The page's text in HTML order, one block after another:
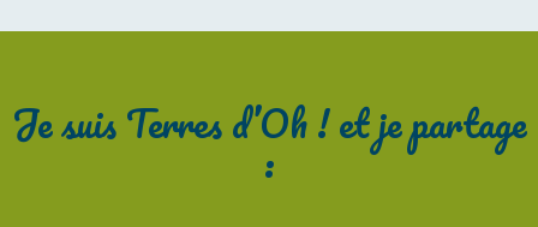
Je suis Terres d’Oh ! et je partage
: